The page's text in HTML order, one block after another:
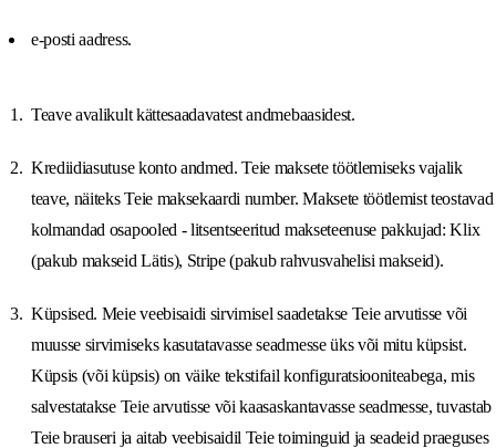
e-posti aadress.
Teave avalikult kättesaadavatest andmebaasidest.
Krediidiasutuse konto andmed. Teie maksete töötlemiseks vajalik
teave, näiteks Teie maksekaardi number. Maksete töötlemist teostavad
kolmandad osapooled - litsentseeritud makseteenuse pakkujad: Klix
(pakub makseid Lätis), Stripe (pakub rahvusvahelisi makseid).
Küpsised. Meie veebisaidi sirvimisel saadetakse Teie arvutisse või
muusse sirvimiseks kasutatavasse seadmesse üks või mitu küpsist.
Küpsis (või küpsis) on väike tekstifail konfiguratsiooniteabega, mis
salvestatakse Teie arvutisse või kaasaskantavasse seadmesse, tuvastab
Teie brauseri ja aitab veebisaidil Teie toiminguid ja seadeid praeguses